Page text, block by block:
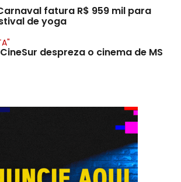
fatura R$ 959 mil para
de yoga
despreza o cinema de MS